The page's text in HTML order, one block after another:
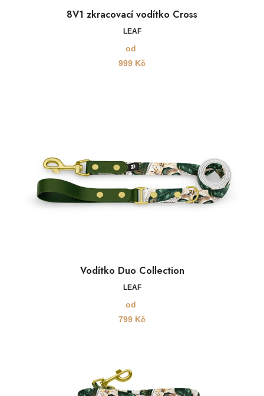
8V1 zkracovací vodítko Cross
LEAF
od
999 Kč
Vodítko Duo Collection
LEAF
od
799 Kč